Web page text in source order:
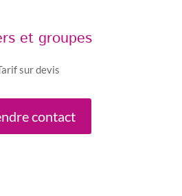
et groupes
sur devis
contact